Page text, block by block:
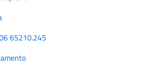
65210.245